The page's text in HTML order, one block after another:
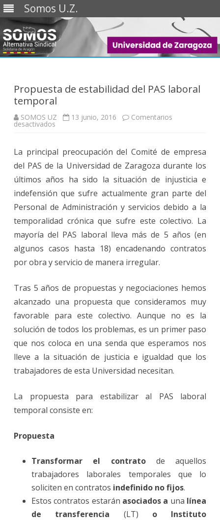
Somos U.Z.
Saltar
Propuesta de estabilidad del PAS laboral
temporal
SOMOS UZ 13 junio, 2016 Comentarios
desactivados
del
PAS
laboral
temporal
La principal preocupación del Comité de empresa
del PAS de la Universidad de Zaragoza durante los
últimos años ha sido la situación de injusticia e
indefensión que sufre actualmente gran parte del
Personal de Administración y servicios debido a la
temporalidad crónica que sufre este colectivo. La
mayoría del PAS laboral lleva más de 5 años (en
algunos casos hasta 18) encadenando contratos
por obra y servicio de manera irregular.
Tras 5 años de propuestas y negociaciones hemos
alcanzado una propuesta que consideramos muy
favorable para este colectivo. Aunque no es la
solución de todos los problemas, es un primer paso
que nos coloca en una senda que esperamos nos
lleve a la situación de justicia e igualdad que los
trabajadores de esta Universidad necesitan.
La propuesta para estabilizar al PAS laboral
temporal consiste en:
Propuesta
Transformar el contratode aquellos
trabajadores laborales temporales que lo
soliciten en contratos indefinido no fijos.
Estos contratos estarán asociados a una línea
de transferencia (LT) o Instituto